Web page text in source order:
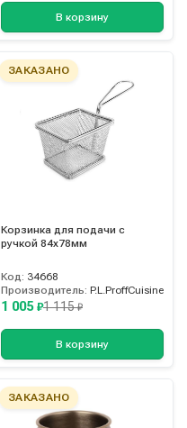
В корзину
ЗАКАЗАНО
Корзинка для подачи с
ручкой 84х78мм
Код: 34668
Производитель: P.L.ProffCuisine
1 005 ₽1 115₽
В корзину
ЗАКАЗАНО